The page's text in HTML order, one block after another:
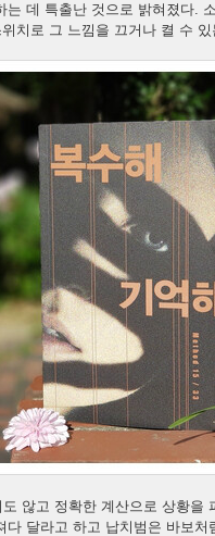
데 특출난 것으로 밝혀졌다.
치로 그 느낌을 끄거나 켤 수
않고 정확한 계산으로 상황을
달라고 하고 납치범은 바보